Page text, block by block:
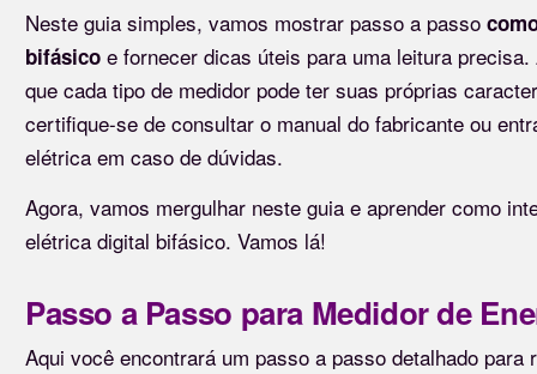
Neste guia simples, vamos mostrar passo a passo
bifásico e fornecer dicas úteis para uma leitura
que cada tipo de medidor pode ter suas próprias
certifique-se de consultar o manual do fabricante ou
elétrica em caso de dúvidas.
Agora, vamos mergulhar neste guia e aprender como
elétrica digital bifásico. Vamos lá!
Passo a Passo para Medidor de
Aqui você encontrará um passo a passo detalhado